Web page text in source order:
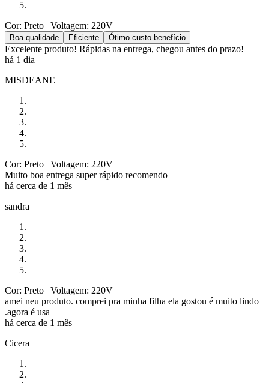
Cor: Preto | Voltagem: 220V
Boa qualidade Eficiente Ótimo custo-benefício
Excelente produto! Rápidas na entrega, chegou antes do prazo!
há 1 dia
MISDEANE
Cor: Preto | Voltagem: 220V
Muito boa entrega super rápido recomendo
há cerca de 1 mês
sandra
Cor: Preto | Voltagem: 220V
amei neu produto. comprei pra minha filha ela gostou é muito lindo
.agora é usa
há cerca de 1 mês
Cicera